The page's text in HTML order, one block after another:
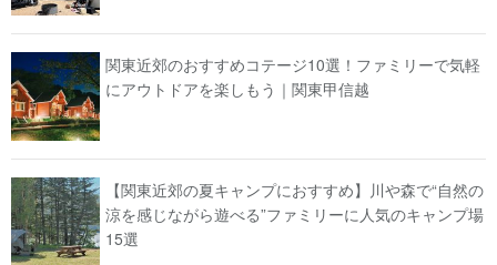
関東近郊のおすすめコテージ10選！ファミリーで気軽
にアウトドアを楽しもう｜関東甲信越
【関東近郊の夏キャンプにおすすめ】川や森で“自然の
涼を感じながら遊べる”ファミリーに人気のキャンプ場
15選